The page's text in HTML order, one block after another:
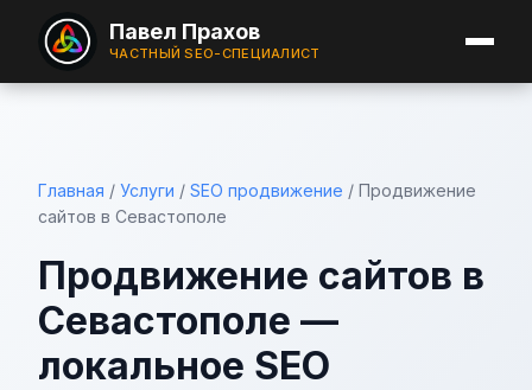
Павел Прахов
ЧАСТНЫЙ SEO-СПЕЦИАЛИСТ
Главная / Услуги / SEO продвижение / Продвижение
сайтов в Севастополе
Продвижение сайтов в
Севастополе —
локальное SEO